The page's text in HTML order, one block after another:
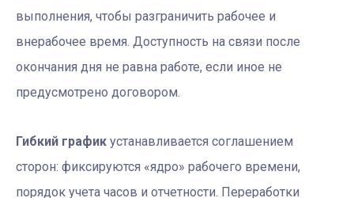
выполнения, чтобы разграничить рабочее и
внерабочее время. Доступность на связи после
окончания дня не равна работе, если иное не
предусмотрено договором.
Гибкий график устанавливается соглашением
сторон: фиксируются «ядро» рабочего времени,
порядок учета часов и отчетности. Переработки